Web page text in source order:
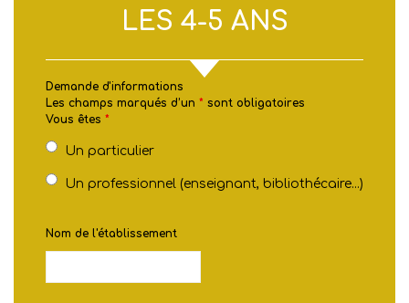
LES 4-5 ANS
Demande d'informations
Les champs marqués d’un * sont obligatoires
Vous êtes *
Un particulier
Un professionnel (enseignant, bibliothécaire...)
Nom de l'établissement